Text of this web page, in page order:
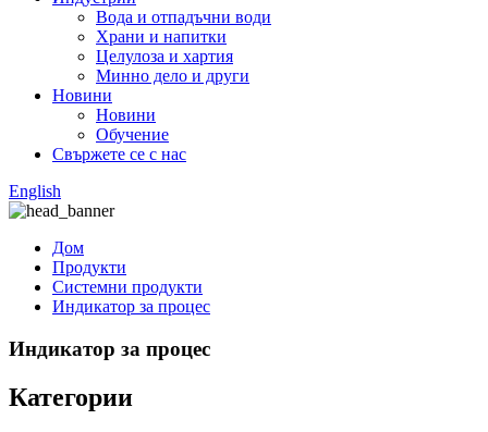
Вода и отпадъчни води
Храни и напитки
Целулоза и хартия
Минно дело и други
Новини
Новини
Обучение
Свържете се с нас
English
Дом
Продукти
Системни продукти
Индикатор за процес
Индикатор за процес
Категории